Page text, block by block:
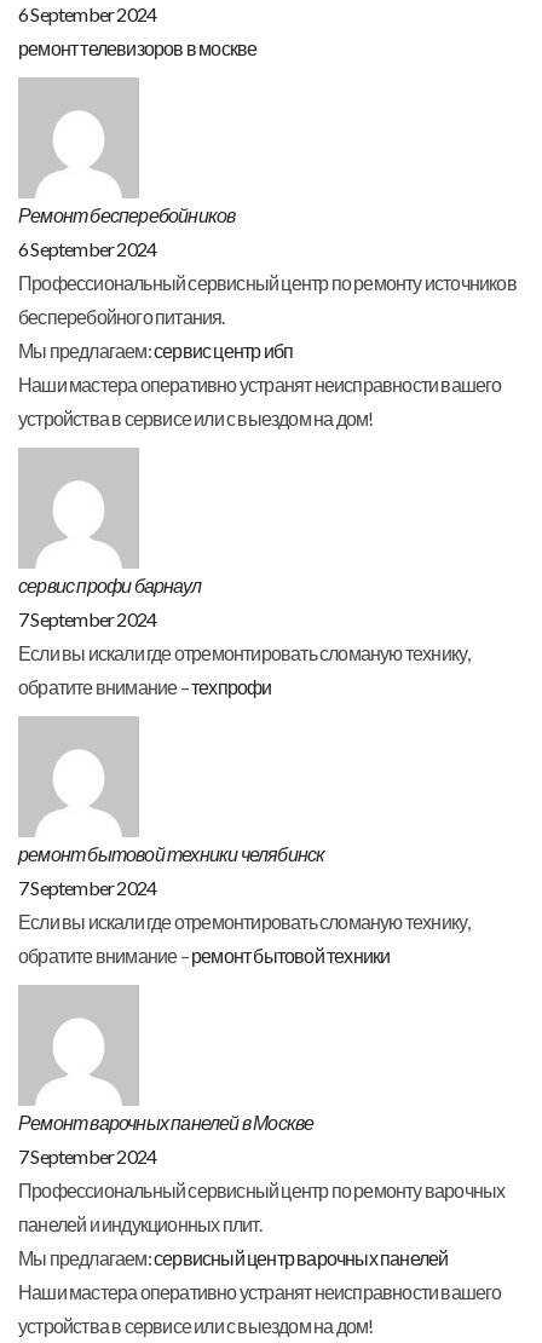
6 September 2024
ремонт телевизоров в москве
Ремонт бесперебойников
6 September 2024
Профессиональный сервисный центр по ремонту источников
бесперебойного питания.
Мы предлагаем:сервис центр ибп
Наши мастера оперативно устранят неисправности вашего
устройства в сервисе или с выездом на дом!
сервис профи барнаул
7 September 2024
Если вы искали где отремонтировать сломаную технику,
обратите внимание –техпрофи
ремонт бытовой техники челябинск
7 September 2024
Если вы искали где отремонтировать сломаную технику,
обратите внимание –ремонт бытовой техники
Ремонт варочных панелей в Москве
7 September 2024
Профессиональный сервисный центр по ремонту варочных
панелей и индукционных плит.
Мы предлагаем:сервисный центр варочных панелей
Наши мастера оперативно устранят неисправности вашего
устройства в сервисе или с выездом на дом!